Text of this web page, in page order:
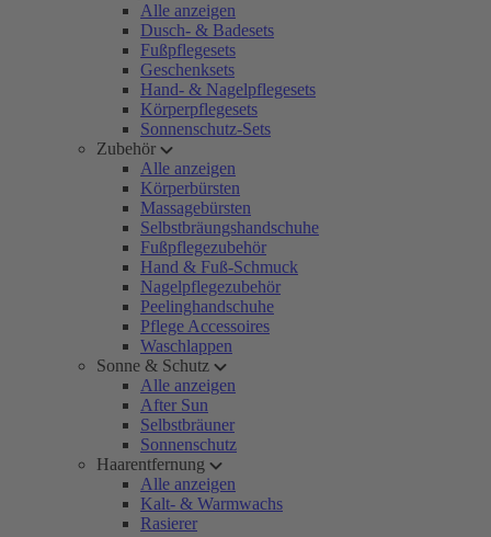
Alle anzeigen
Dusch- & Badesets
Fußpflegesets
Geschenksets
Hand- & Nagelpflegesets
Körperpflegesets
Sonnenschutz-Sets
Zubehör
Alle anzeigen
Körperbürsten
Massagebürsten
Selbstbräungshandschuhe
Fußpflegezubehör
Hand & Fuß-Schmuck
Nagelpflegezubehör
Peelinghandschuhe
Pflege Accessoires
Waschlappen
Sonne & Schutz
Alle anzeigen
After Sun
Selbstbräuner
Sonnenschutz
Haarentfernung
Alle anzeigen
Kalt- & Warmwachs
Rasierer